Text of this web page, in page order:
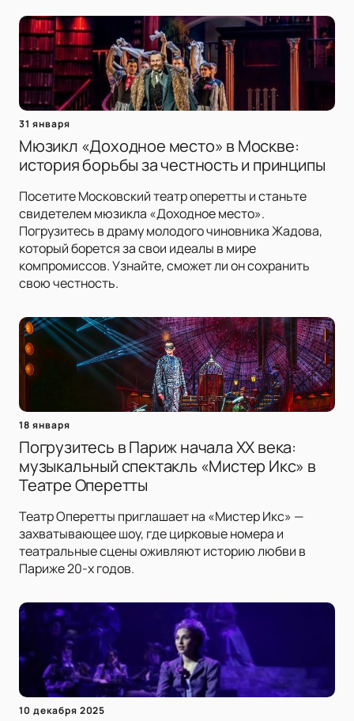
31 января
Мюзикл «Доходное место» в Москве:
история борьбы за честность и принципы
Посетите Московский театр оперетты и станьте
свидетелем мюзикла «Доходное место».
Погрузитесь в драму молодого чиновника Жадова,
который борется за свои идеалы в мире
компромиссов. Узнайте, сможет ли он сохранить
свою честность.
18 января
Погрузитесь в Париж начала XX века:
музыкальный спектакль «Мистер Икс» в
Театре Оперетты
Театр Оперетты приглашает на «Мистер Икс» —
захватывающее шоу, где цирковые номера и
театральные сцены оживляют историю любви в
Париже 20-х годов.
10 декабря 2025